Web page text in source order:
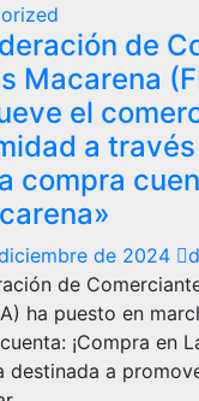
de
Macarena
el
a
compra
de 2024
de
ha puesto en
¡Compra en
destinada a